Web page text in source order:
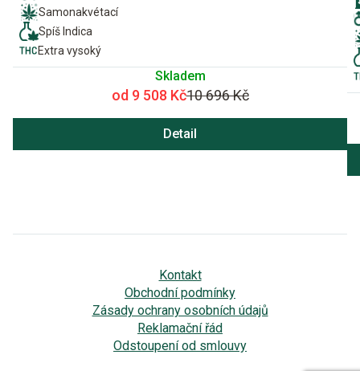
Samonakvétací
Spíš Indica
Extra vysoký
Skladem
od 9 508 Kč10 696 Kč
Detail
Kontakt
Obchodní podmínky
Zásady ochrany osobních údajů
Reklamační řád
Odstoupení od smlouvy